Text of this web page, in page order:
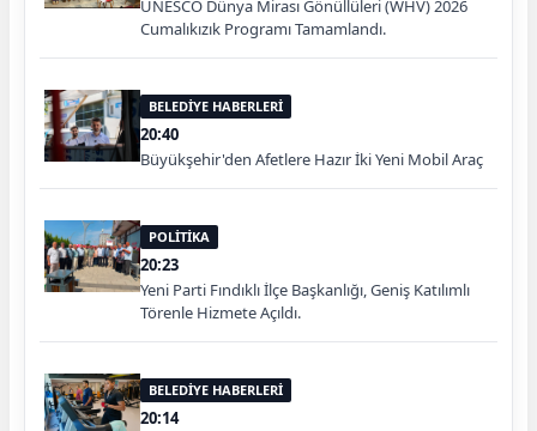
UNESCO Dünya Mirası Gönüllüleri (WHV) 2026
Cumalıkızık Programı Tamamlandı.
BELEDİYE HABERLERİ
20:40
Büyükşehir'den Afetlere Hazır İki Yeni Mobil Araç
POLİTİKA
20:23
Yeni Parti Fındıklı İlçe Başkanlığı, Geniş Katılımlı
Törenle Hizmete Açıldı.
BELEDİYE HABERLERİ
20:14